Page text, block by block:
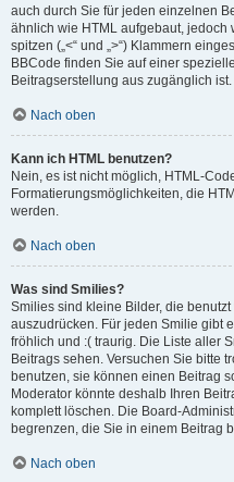
auch durch Sie für jeden einzelnen
ähnlich wie HTML aufgebaut, jedoch
spitzen („<“ und „>“) Klammern
BBCode finden Sie auf einer
Beitragserstellung aus zugänglich ist.
Nach oben
Kann ich HTML benutzen?
Nein, es ist nicht möglich, HTML-
Formatierungsmöglichkeiten, die
werden.
Nach oben
Was sind Smilies?
Smilies sind kleine Bilder, die
auszudrücken. Für jeden Smilie gibt
fröhlich und :( traurig. Die Liste aller
Beitrags sehen. Versuchen Sie bitte
benutzen, sie können einen Beitrag
Moderator könnte deshalb Ihren
komplett löschen. Die Board-
begrenzen, die Sie in einem Beitrag
Nach oben